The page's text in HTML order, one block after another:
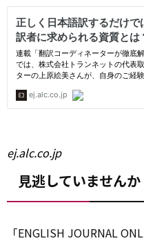
ej.alc.co.jp
見逃していません
「ENGLISH JOURNAL